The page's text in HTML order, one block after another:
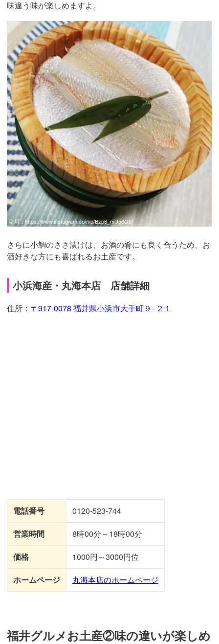
味違う味が楽しめますよ。
引用：https://www.instagram.com/p/Bzp6_mUg6Gb/
さらに小鯛のささ漬けは、お酒の肴にも良く合うため、お
酒好きな方にも喜ばれるお土産です。
小浜海産・丸海本店 店舗詳細
住所： 〒917-0078 福井県小浜市大手町９−２１
電話番号 0120-523-744
営業時間 8時00分～18時00分
価格 1000円～3000円位
ホームページ 丸海本店のホームページ
福井グルメお土産②味の違いが楽しめ